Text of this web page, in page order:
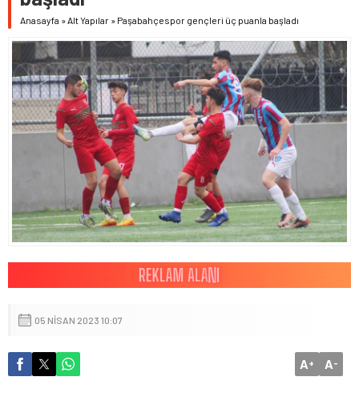
Anasayfa »Alt Yapılar » Paşabahçespor gençleri üç puanla başladı
05 NISAN 2023 10:07
A+ A-